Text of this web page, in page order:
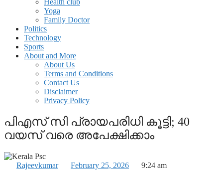
Health club
Yoga
Family Doctor
Politics
Technology
Sports
About and More
About Us
Terms and Conditions
Contact Us
Disclaimer
Privacy Policy
പിഎസ് സി പ്രായപരിധി കൂട്ടി; 40
വയസ് വരെ അപേക്ഷിക്കാം
Rajeevkumar February 25, 2026
9:24 am